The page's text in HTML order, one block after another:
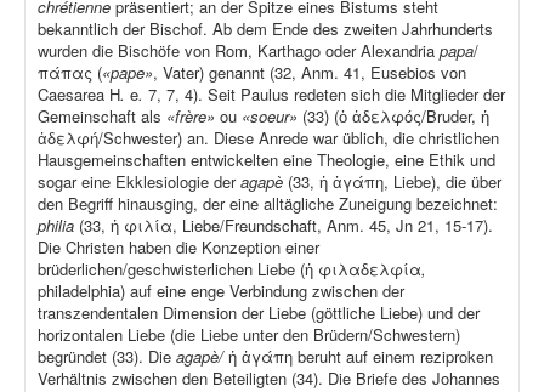
chrétienne präsentiert; an der Spitze eines Bistums steht
bekanntlich der Bischof. Ab dem Ende des zweiten Jahrhunderts
wurden die Bischöfe von Rom, Karthago oder Alexandria papa/
πάπας («pape», Vater) genannt (32, Anm. 41, Eusebios von
Caesarea H. e. 7, 7, 4). Seit Paulus redeten sich die Mitglieder der
Gemeinschaft als «frère» ou «soeur» (33) (ὁ ἀδελφός/Bruder, ἡ
ἀδελφή/Schwester) an. Diese Anrede war üblich, die christlichen
Hausgemeinschaften entwickelten eine Theologie, eine Ethik und
sogar eine Ekklesiologie deragapè (33, ἡ ἀγάπη, Liebe), die über
den Begriff hinausging, der eine alltägliche Zuneigung bezeichnet:
philia (33, ἡ φιλία, Liebe/Freundschaft, Anm. 45, Jn 21, 15-17).
Die Christen haben die Konzeption einer
brüderlichen/geschwisterlichen Liebe (ἡ φιλαδελφία,
philadelphia) auf eine enge Verbindung zwischen der
transzendentalen Dimension der Liebe (göttliche Liebe) und der
horizontalen Liebe (die Liebe unter den Brüdern/Schwestern)
begründet (33). Die agapè/ἡ ἀγάπη beruht auf einem reziproken
Verhältnis zwischen den Beteiligten (34). Die Briefe des Johannes